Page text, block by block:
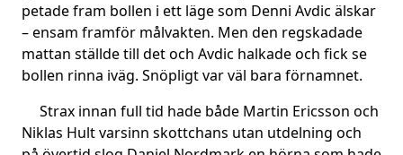
petade fram bollen i ett läge som Denni Avdic älskar
– ensam framför målvakten. Men den regskadade
mattan ställde till det och Avdic halkade och fick se
bollen rinna iväg. Snöpligt var väl bara förnamnet.
Strax innan full tid hade både Martin Ericsson och
Niklas Hult varsinn skottchans utan utdelning och